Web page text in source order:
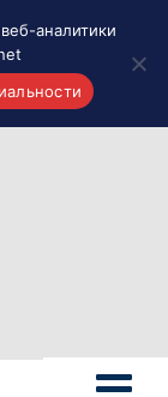
аналитики